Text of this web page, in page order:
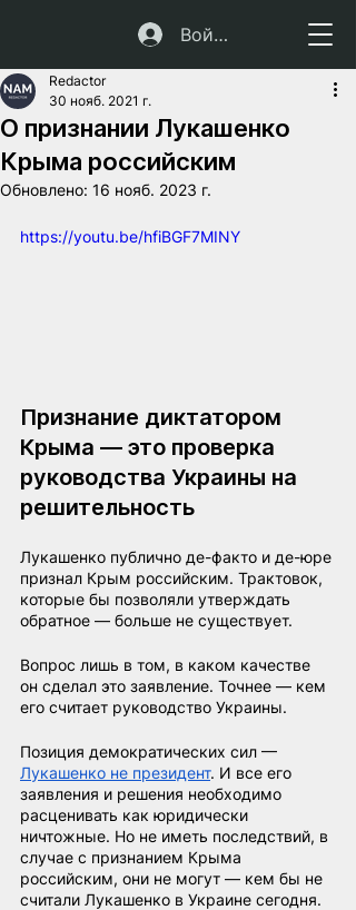
Войти
О признании Лукашенко
Крыма российским
Redactor
30 нояб. 2021 г.
Обновлено: 16 нояб. 2023 г.
https://youtu.be/hfiBGF7MINY
Признание диктатором
Крыма — это проверка
руководства Украины на
решительность
Лукашенко публично де-факто и де-юре
признал Крым российским. Трактовок,
которые бы позволяли утверждать
обратное — больше не существует.
Вопрос лишь в том, в каком качестве
он сделал это заявление. Точнее — кем
его считает руководство Украины.
Позиция демократических сил —
Лукашенко не президент. И все его
заявления и решения необходимо
расценивать как юридически
ничтожные. Но не иметь последствий, в
случае с признанием Крыма
российским, они не могут — кем бы не
считали Лукашенко в Украине сегодня.